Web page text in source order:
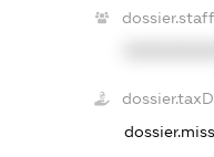
dossier.staff